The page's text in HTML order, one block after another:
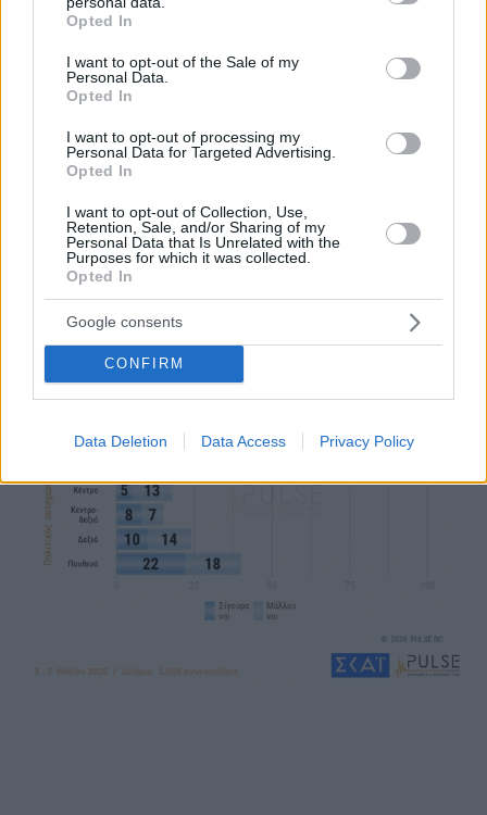
grant or deny consent to Google and its third-party tags to
use your data for below specified purposes in below Google
consent section.
Opted In
I want to opt-out of the Sale of my
Personal Data.
Opted In
I want to opt-out of processing my
Personal Data for Targeted Advertising.
Opted In
I want to opt-out of Collection, Use,
Retention, Sale, and/or Sharing of my
Personal Data that Is Unrelated with the
Purposes for which it was collected.
Opted In
Google consents
CONFIRM
Data Deletion Data Access Privacy Policy